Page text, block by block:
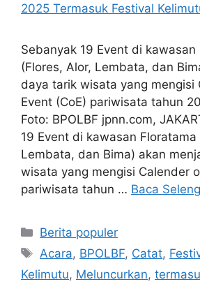
Sebanyak 19 Event di kawasan
(Flores, Alor, Lembata, dan
daya tarik wisata yang mengisi
Event (CoE) pariwisata tahun
Foto: BPOLBF jpnn.com,
19 Event di kawasan Floratama
Lembata, dan Bima) akan
wisata yang mengisi Calender
pariwisata tahun … Baca
Kategori
Berita populer
Tag
Acara, BPOLBF, Catat,
Kelimutu, Meluncurkan,